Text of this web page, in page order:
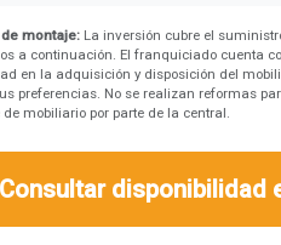
montaje: La inversión cubre el
a continuación. El franquiciado cuenta
en la adquisición y disposición del
preferencias. No se realizan reformas
mobiliario por parte de la central.
Consultar disponibilidad